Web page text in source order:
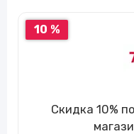
10 %
Скидка 10%